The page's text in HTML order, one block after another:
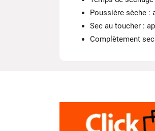
Poussière sèche :
Sec au toucher :
Complètement